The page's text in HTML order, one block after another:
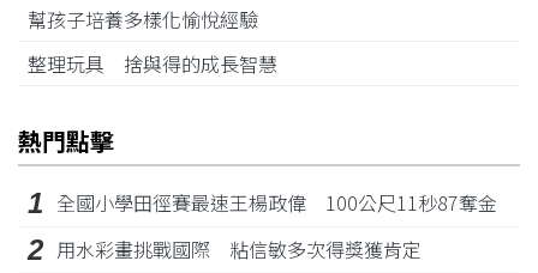
幫孩子培養多樣化愉悅經驗
整理玩具 捨與得的成長智慧
熱門點擊
1 全國小學田徑賽最速王楊政偉 100公尺11秒87奪金
2 用水彩畫挑戰國際 粘信敏多次得獎獲肯定